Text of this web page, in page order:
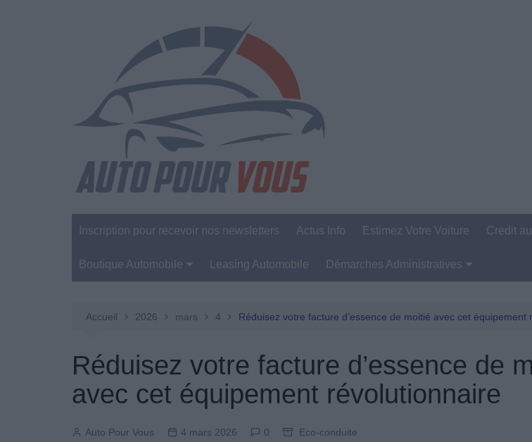
Inscription pour recevoir nos newsletters Actus Info Estimez Votre Voiture Credit
Boutique Automobile
Entretien Automobile
Produits Boutique
Leasing Automobile Démarches Administratives
Permis De Conduire
Accueil 2026 mars 4 Réduisez votre facture d’essence de moitié avec cet équipement
Réduisez votre facture d’essence de
avec cet équipement révolutionnaire
Auto Pour Vous 4 mars 2026 0 Eco-conduite